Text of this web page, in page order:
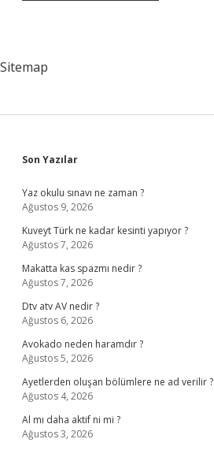
Sitemap
Sidebar
Son Yazılar
Yaz okulu sınavı ne zaman ?
Ağustos 9, 2026
Kuveyt Türk ne kadar kesinti yapıyor ?
Ağustos 7, 2026
Makatta kas spazmı nedir ?
Ağustos 7, 2026
Dtv atv AV nedir ?
Ağustos 6, 2026
Avokado neden haramdır ?
Ağustos 5, 2026
Ayetlerden oluşan bölümlere ne ad verilir ?
Ağustos 4, 2026
Al mı daha aktif ni mi ?
Ağustos 3, 2026